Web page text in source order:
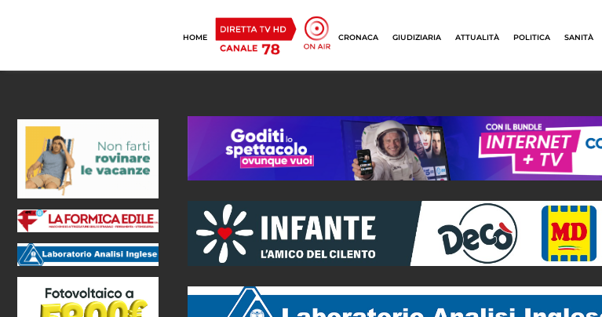
HOME CRONACA GIUDIZIARIA ATTUALITÀ POLITICA SANITÀ